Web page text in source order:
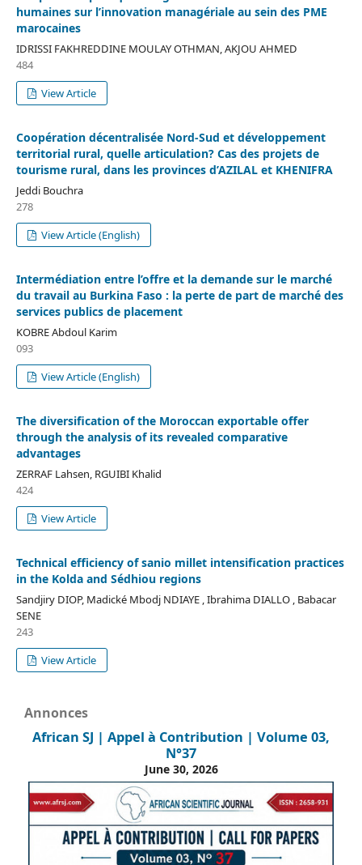
humaines sur l’innovation managériale au sein des PME
marocaines
IDRISSI FAKHREDDINE MOULAY OTHMAN, AKJOU AHMED
484
View Article
Coopération décentralisée Nord-Sud et développement
territorial rural, quelle articulation? Cas des projets de
tourisme rural, dans les provinces d’AZILAL et KHENIFRA
Jeddi Bouchra
278
View Article (English)
Intermédiation entre l’offre et la demande sur le marché
du travail au Burkina Faso : la perte de part de marché des
services publics de placement
KOBRE Abdoul Karim
093
View Article (English)
The diversification of the Moroccan exportable offer
through the analysis of its revealed comparative
advantages
ZERRAF Lahsen, RGUIBI Khalid
424
View Article
Technical efficiency of sanio millet intensification practices
in the Kolda and Sédhiou regions
Sandjiry DIOP, Madické Mbodj NDIAYE , Ibrahima DIALLO , Babacar
SENE
243
View Article
Annonces
African SJ | Appel à Contribution | Volume 03,
N°37
June 30, 2026